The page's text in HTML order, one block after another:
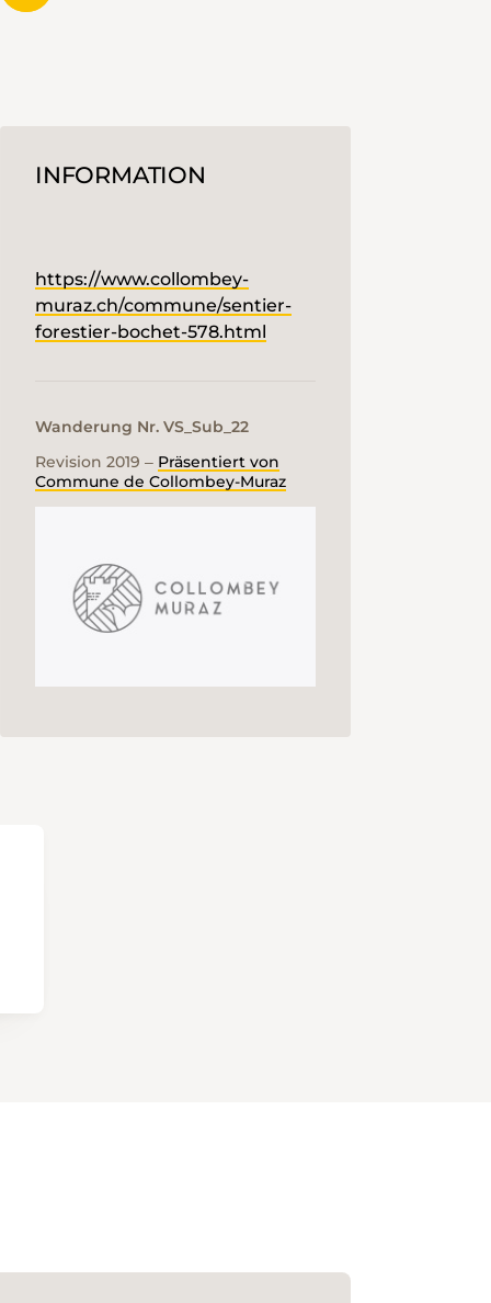
INFORMATION
https://www.collombey-
muraz.ch/commune/sentier-
forestier-bochet-578.html
Wanderung Nr. VS_Sub_22
Revision 2019 ‒ Präsentiert von
Commune de Collombey-Muraz